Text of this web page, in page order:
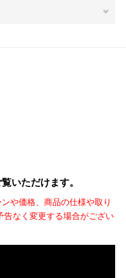
いただけます。
や価格、商品の仕様や取り
告なく変更する場合がござい